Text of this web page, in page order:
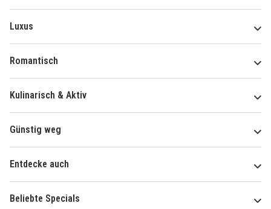
Luxus
Romantisch
Kulinarisch & Aktiv
Günstig weg
Entdecke auch
Beliebte Specials